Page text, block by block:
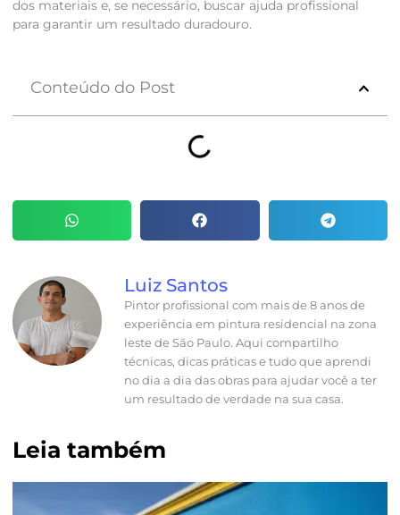
dos materiais e, se necessário, buscar ajuda profissional
para garantir um resultado duradouro.
Conteúdo do Post
Luiz Santos
Pintor profissional com mais de 8 anos de
experiência em pintura residencial na zona
leste de São Paulo. Aqui compartilho
técnicas, dicas práticas e tudo que aprendi
no dia a dia das obras para ajudar você a ter
um resultado de verdade na sua casa.
Leia também